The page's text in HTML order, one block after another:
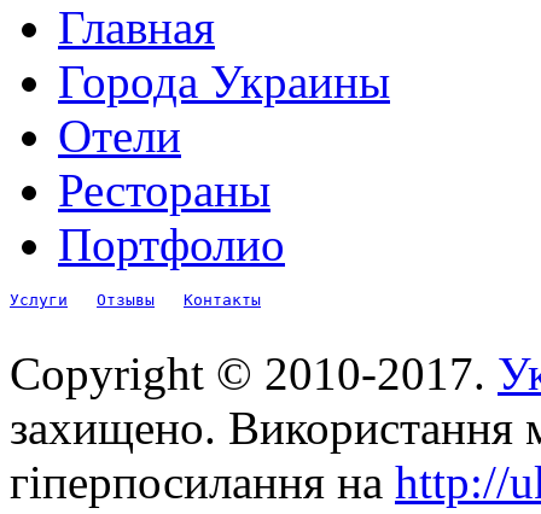
Главная
Города Украины
Отели
Рестораны
Портфолио
Услуги Отзывы Контакты
Copyright © 2010-2017.
захищено. Використання
гіперпосилання на http://